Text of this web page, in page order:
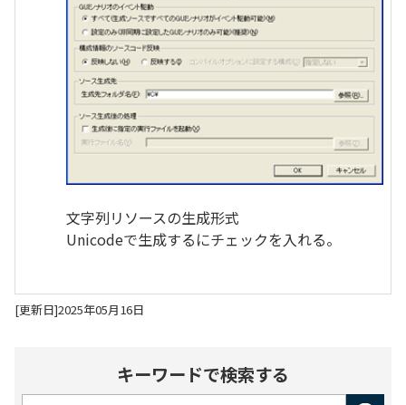
文字列リソースの生成形式
Unicodeで生成するにチェックを入れる。
[更新日]2025年05月16日
キーワードで検索する